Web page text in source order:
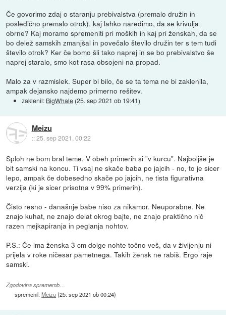
Če govorimo zdaj o staranju prebivalstva (premalo družin in
posledično premalo otrok), kaj lahko naredimo, da se krivulja
obrne? Kaj moramo spremeniti pri moških in kaj pri ženskah, da se
bo delež samskih zmanjšal in povečalo število družin ter s tem tudi
število otrok? Ker če bomo šli tako naprej in se bo prebivalstvo še
naprej staralo, smo kot rasa obsojeni na propad.
Malo za v razmislek. Super bi bilo, če se ta tema ne bi zaklenila,
ampak dejansko najdemo primerno rešitev.
zaklenil: BigWhale (25. sep 2021 ob 19:41)
Meizu
::25. sep 2021, 00:22
Sploh ne bom bral teme. V obeh primerih si "v kurcu". Najboljše je
bit samski na koncu. Ti vsaj ne skače baba po jajcih - no, to je sicer
lepo, ampak če dobesedno skače po jajcih, ne tista figurativna
verzija (ki je sicer prisotna v 99% primerih).
Čisto resno - današnje babe niso za nikamor. Neuporabne. Ne
znajo kuhat, ne znajo delat okrog bajte, ne znajo praktično nič
razen mejkapiranja in peglanja nohtov.
P.S.: Če ima ženska 3 cm dolge nohte točno veš, da v življenju ni
prijela v roke ničesar pametnega. Takih žensk ne rabiš. Ergo raje
samski.
Zgodovina sprememb…
spremenil:Meizu(25. sep 2021 ob 00:24)